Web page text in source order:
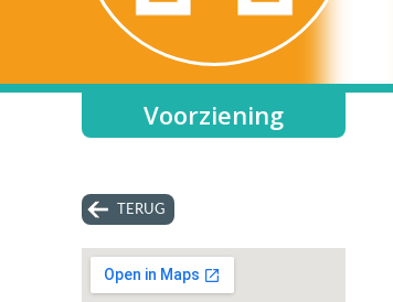
Voorziening
TERUG